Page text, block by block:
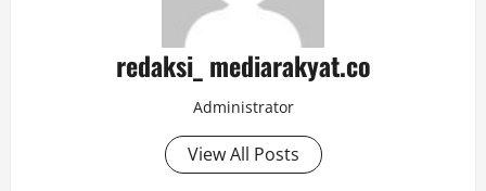
redaksi_ mediarakyat.co
Administrator
View All Posts